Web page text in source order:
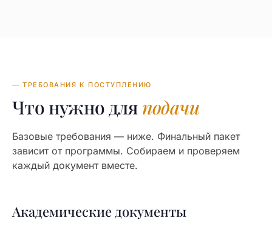
— ТРЕБОВАНИЯ К ПОСТУПЛЕНИЮ
Что нужно для подачи
Базовые требования — ниже. Финальный пакет
зависит от программы. Собираем и проверяем
каждый документ вместе.
Академические документы